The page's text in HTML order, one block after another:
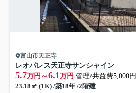
富山市天正寺
レオパレス天正寺サンシャイン
5.7万円～6.1万円 管理/共益費5,000円
23.18㎡ (1K) /築18年 /2階建